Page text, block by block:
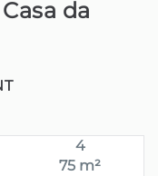
da
4
75 m²